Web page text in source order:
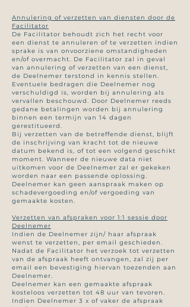
​Annulering of verzetten van diensten door de
Facilitator
De Facilitator behoudt zich het recht voor
een dienst te annuleren of te verzetten indien
sprake is van onvoorziene omstandigheden
en/of overmacht. De Facilitator zal in geval
van annulering of verzetten van een dienst,
de Deelnemer terstond in kennis stellen.
Eventuele bedragen die Deelnemer nog
verschuldigd is, worden bij annulering als
vervallen beschouwd. Door Deelnemer reeds
gedane betalingen worden bij annulering
binnen een termijn van 14 dagen
gerestitueerd.
Bij verzetten van de betreffende dienst, blijft
de inschrijving van kracht tot de nieuwe
datum bekend is, of tot een volgend geschikt
moment. Wanneer de nieuwe data niet
uitkomen voor de Deelnemer zal er gekeken
worden naar een passende oplossing.
Deelnemer kan geen aanspraak maken op
schadevergoeding en/of vergoeding van
gemaakte kosten.
Verzetten van afspraken voor 1:1 sessie door
Deelnemer
Indien de Deelnemer zijn/ haar afspraak
wenst te verzetten, per email geschieden.
Nadat de Facilitator het verzoek tot verzetten
van de afspraak heeft ontvangen, zal zij per
email een bevestiging hiervan toezenden aan
Deelnemer.
Deelnemer kan een gemaakte afspraak
kosteloos verzetten tot 48 uur van tevoren.
Indien Deelnemer 3 x of vaker de afspraak